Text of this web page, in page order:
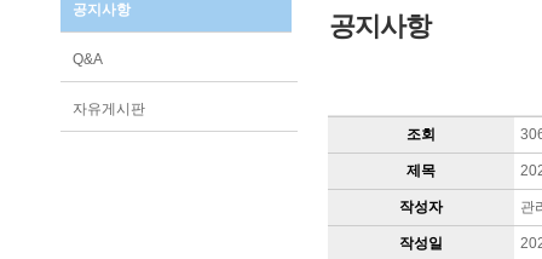
공지사항
Q&A
자유게시판
공지사항
조회
제목
작성자 관
작성일